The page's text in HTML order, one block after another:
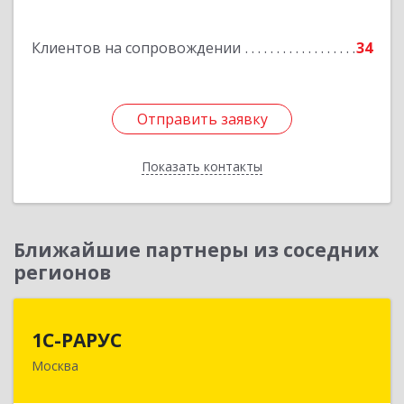
Клиентов на сопровождении 34
Отправить заявку
Показать контакты
Отправить заявку
Назад
Ближайшие партнеры из соседних
регионов
1С-РАРУС
Москва127434, Москва г, Дмитровское ш, дом № 9Б